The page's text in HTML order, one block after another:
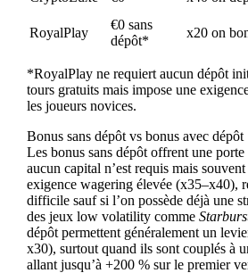
RoyalPlay
€0 sans
dépôt*
x20 on
*RoyalPlay ne requiert aucun dépôt
tours gratuits mais impose une
les joueurs novices.
Bonus sans dépôt vs bonus avec dépôt
Les bonus sans dépôt offrent une porte
aucun capital n’est requis mais
exigence wagering élevée (x35–x40),
difficile sauf si l’on possède déjà une
des jeux low volatility comme
dépôt permettent généralement un
x30), surtout quand ils sont couplés à
allant jusqu’à +200 % sur le premier